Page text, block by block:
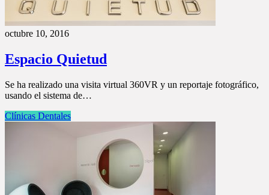
octubre 10, 2016
Espacio Quietud
Se ha realizado una visita virtual 360VR y un reportaje fotográfico,
usando el sistema de…
Clínicas Dentales